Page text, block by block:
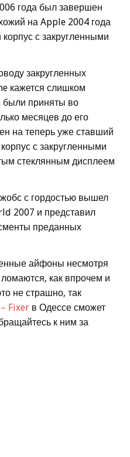
года был завершен
на Apple 2004 года
с закругленными
закругленных
кажется слишком
были приняты во
месяцев до его
на теперь уже ставший
с закругленными
стеклянным дисплеем
с гордостью вышел
2007 и представил
преданных
айфоны несмотря
как впрочем и
не страшно, так
Fixer в Одессе сможет
к ним за